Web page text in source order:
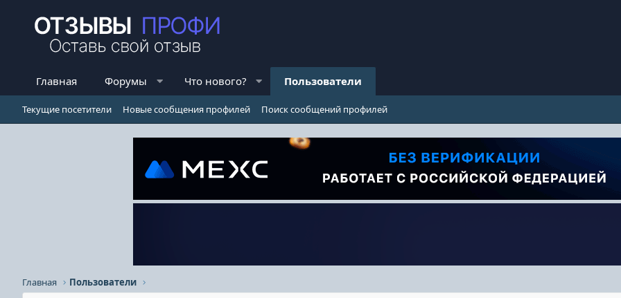
Главная Форумы Что нового? Пользователи
Текущие посетители Новые сообщения профилей Поиск сообщений профилей
Главная Пользователи